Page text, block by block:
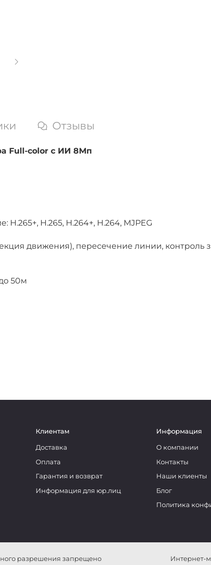
Отзывы
Full-color с ИИ 8Мп
H.265+, H.265, H.264+, H.264, MJPEG
движения), пересечение линии, контроль
50м
Клиентам
Доставка
Оплата
Гарантия и возврат
Информация для юр.лиц
Информация
О компании
Контакты
Наши клиенты
Блог
Политика
разрешения запрещено Интернет-